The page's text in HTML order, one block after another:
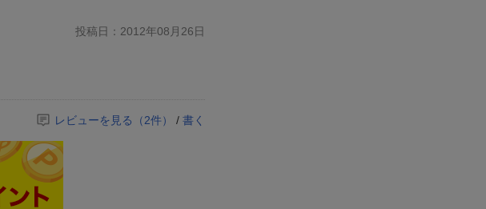
投稿日：2012年08月26日
レビューを見る（2件） / 書く